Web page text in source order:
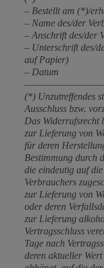
– Bestellt am (*)/
– Name des/der
– Anschrift des/der
– Unterschrift des/
auf Papier)
– Datum
(*) Unzutreffendes
Ausschluss bzw.
Das Widerrufsrecht
zur Lieferung von
für deren
Bestimmung durch
die eindeutig auf
Verbrauchers
zur Lieferung von
oder deren
zur Lieferung
Vertragsschluss
Tage nach
deren aktueller